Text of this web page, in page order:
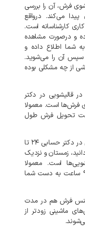
فرش، آن را بررسی
پیدا می‌کند. درواقع
کاری کارشناسانه است.
و درصورت مشاهده
به شما اطلاع داده و
سپس آن را می‌شوید.
از چه مشکلی بوده
در قالیشویی در دکتر
فرش‌ها است. معمولا
تحویل فرش طول
در دکتر حسابی ۲۴ تا
زمستان و نزدیک
است. معمولا
ساعت به دست شما
فرش هم در مدت
ماشینی زودتر از
.